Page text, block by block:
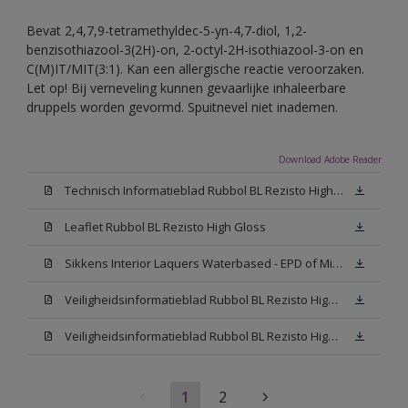
Bevat 2,4,7,9-tetramethyldec-5-yn-4,7-diol, 1,2-
benzisothiazool-3(2H)-on, 2-octyl-2H-isothiazool-3-on en
C(M)IT/MIT(3:1). Kan een allergische reactie veroorzaken.
Let op! Bij verneveling kunnen gevaarlijke inhaleerbare
druppels worden gevormd. Spuitnevel niet inademen.
Download Adobe Reader
Technisch Informatieblad Rubbol BL Rezisto High Gloss (New Livery) (PDF)
Leaflet Rubbol BL Rezisto High Gloss
Sikkens Interior Laquers Waterbased - EPD of Milieuproductverklaring
Veiligheidsinformatieblad Rubbol BL Rezisto High Gloss N00 (MSDS)
Veiligheidsinformatieblad Rubbol BL Rezisto High Gloss White (MSDS)
1 2